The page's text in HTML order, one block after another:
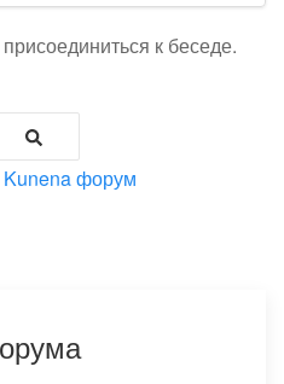
к беседе.
Kunena форум